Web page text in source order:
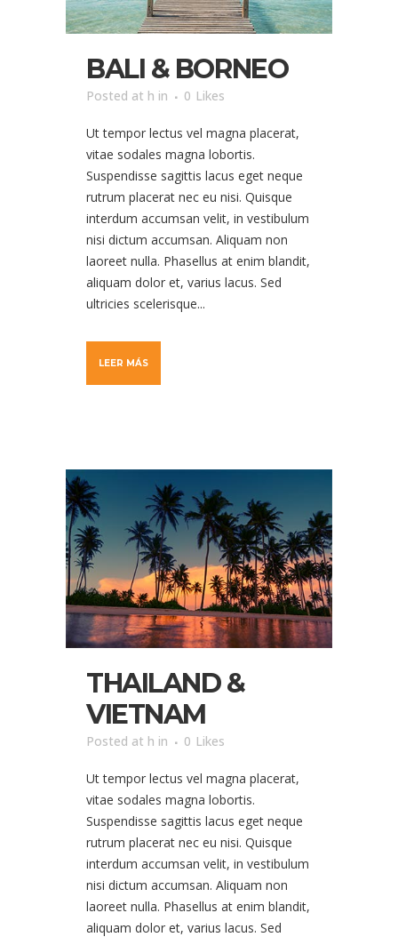
BALI & BORNEO
Posted at h in 0 Likes
Ut tempor lectus vel magna placerat,
vitae sodales magna lobortis.
Suspendisse sagittis lacus eget neque
rutrum placerat nec eu nisi. Quisque
interdum accumsan velit, in vestibulum
nisi dictum accumsan. Aliquam non
laoreet nulla. Phasellus at enim blandit,
aliquam dolor et, varius lacus. Sed
ultricies scelerisque...
LEER MÁS
THAILAND &
VIETNAM
Posted at h in 0 Likes
Ut tempor lectus vel magna placerat,
vitae sodales magna lobortis.
Suspendisse sagittis lacus eget neque
rutrum placerat nec eu nisi. Quisque
interdum accumsan velit, in vestibulum
nisi dictum accumsan. Aliquam non
laoreet nulla. Phasellus at enim blandit,
aliquam dolor et, varius lacus. Sed